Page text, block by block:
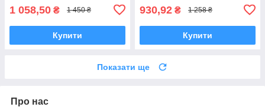
1 058,50 ₴ 1 450 ₴
Купити
930,92 ₴ 1 258 ₴
Купити
Показати ще
Про нас